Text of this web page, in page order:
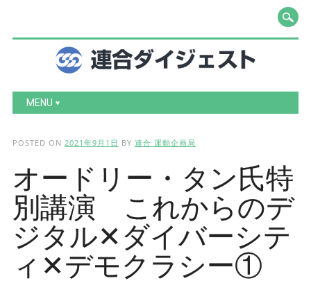
Main menu
Skip to content
MENU
POSTED ON 2021年9月1日 BY 連合 運動企画局
オードリー・タン氏特
別講演 これからのデ
ジタル✕ダイバーシテ
ィ✕デモクラシー①